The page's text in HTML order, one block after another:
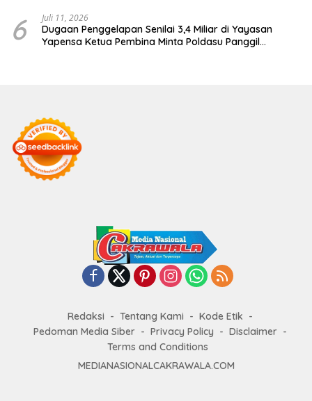
6 Juli 11, 2026
Dugaan Penggelapan Senilai 3,4 Miliar di Yayasan
Yapensa Ketua Pembina Minta Poldasu Panggil
Redaksi Tentang Kami
Kode Etik
Pedoman Media Siber
Privacy Policy
Disclaimer
Terms and Conditions
MEDIANASIONALCAKRAWALA.COM